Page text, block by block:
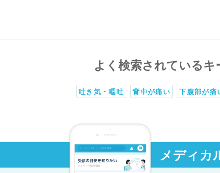
よく検索されているキ
吐き気・嘔吐 背中が痛い 下腹部が痛
メディカ